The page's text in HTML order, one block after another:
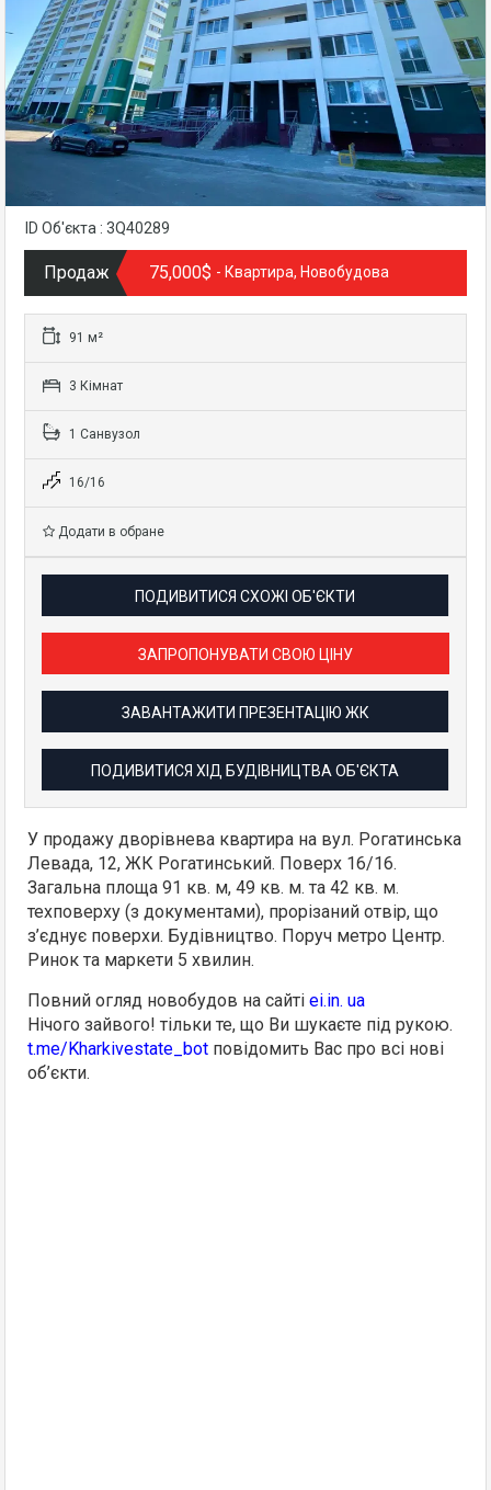
ID Об'єкта : 3Q40289
Продаж 75,000$ - Квартира, Новобудова
91 м²
3 Кімнат
1 Санвузол
16/16
Додати в обране
ПОДИВИТИСЯ СХОЖІ ОБ'ЄКТИ
ЗАПРОПОНУВАТИ СВОЮ ЦІНУ
ЗАВАНТАЖИТИ ПРЕЗЕНТАЦІЮ ЖК
ПОДИВИТИСЯ ХІД БУДІВНИЦТВА ОБ'ЄКТА
У продажу дворівнева квартира на вул. Рогатинська
Левада, 12, ЖК Рогатинський. Поверх 16/16.
Загальна площа 91 кв. м, 49 кв. м. та 42 кв. м.
техповерху (з документами), прорізаний отвір, що
з’єднує поверхи. Будівництво. Поруч метро Центр.
Ринок та маркети 5 хвилин.
Повний огляд новобудов на сайті ei.in. ua
Нічого зайвого! тільки те, що Ви шукаєте під рукою.
t.me/Kharkivestate_bot повідомить Вас про всі нові
об’єкти.